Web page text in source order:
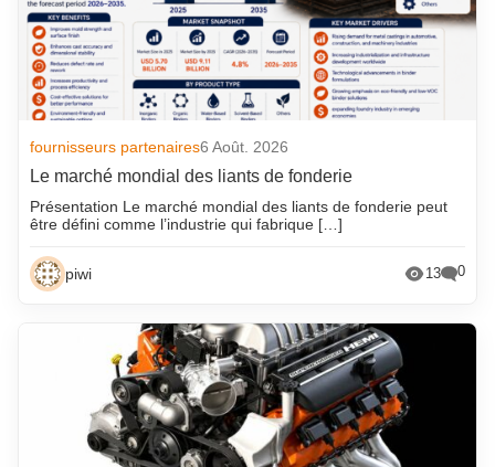
fournisseurs partenaires6 Août. 2026
Le marché mondial des liants de fonderie
Présentation Le marché mondial des liants de fonderie peut
être défini comme l’industrie qui fabrique […]
piwi 13 0